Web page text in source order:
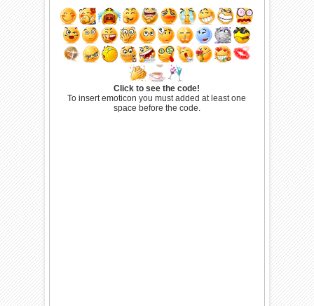
Click to see the code!
To insert emoticon you must added at least one
space before the code.